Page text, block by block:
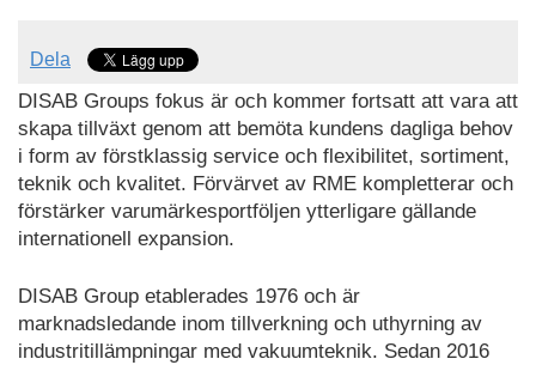
Dela
DISAB Groups fokus är och kommer fortsatt att vara att
skapa tillväxt genom att bemöta kundens dagliga behov
i form av förstklassig service och flexibilitet, sortiment,
teknik och kvalitet. Förvärvet av RME kompletterar och
förstärker varumärkesportföljen ytterligare gällande
internationell expansion.
DISAB Group etablerades 1976 och är
marknadsledande inom tillverkning och uthyrning av
industritillämpningar med vakuumteknik. Sedan 2016